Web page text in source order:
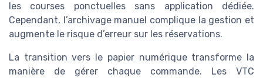
les courses ponctuelles sans application dédiée.
Cependant, l’archivage manuel complique la gestion et
augmente le risque d’erreur sur les réservations.
La transition vers le papier numérique transforme la
manière de gérer chaque commande. Les VTC